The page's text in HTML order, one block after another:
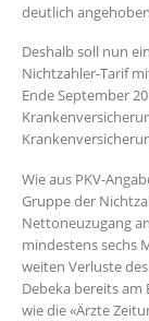
deutlich
Deshalb soll nun
Nichtzahler-Tarif
Ende September
Wie aus PKV-
Gruppe der
Nettoneuzugang
mindestens sechs
weiten Verluste
Debeka bereits
wie die «Ärzte